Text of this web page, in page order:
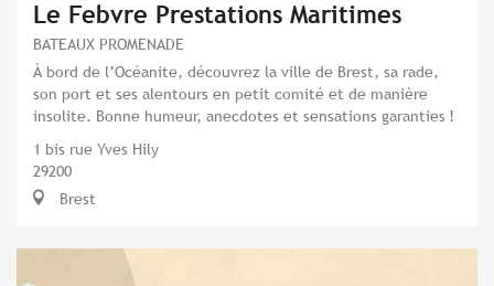
Le Febvre Prestations Maritimes
BATEAUX PROMENADE
À bord de l’Océanite, découvrez la ville de Brest, sa rade,
son port et ses alentours en petit comité et de manière
insolite. Bonne humeur, anecdotes et sensations garanties !
1 bis rue Yves Hily
29200
Brest